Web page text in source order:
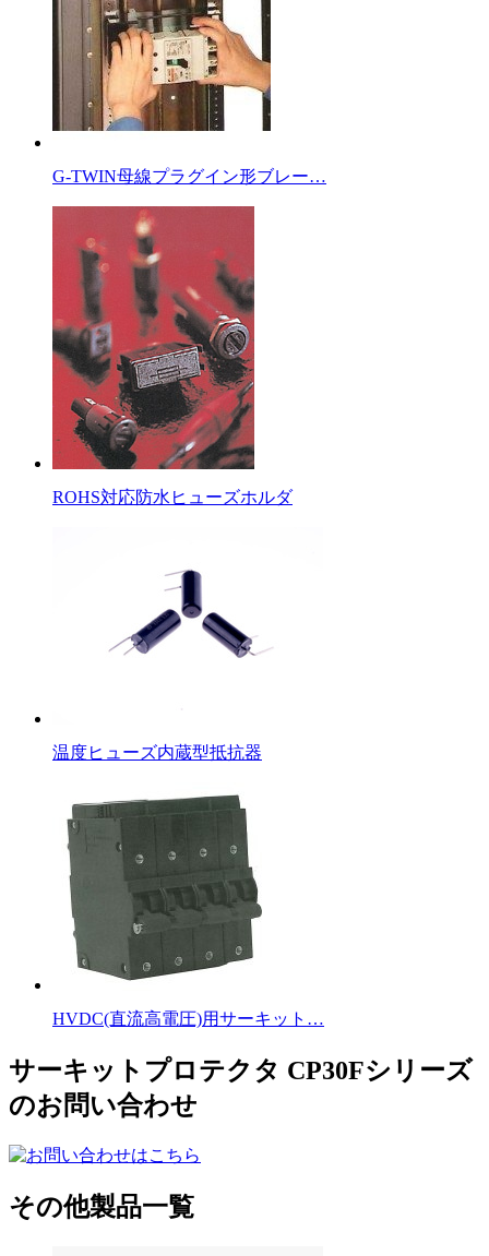
G-TWIN母線プラグイン形ブレー…
ROHS対応防水ヒューズホルダ
温度ヒューズ内蔵型抵抗器
HVDC(直流高電圧)用サーキット…
サーキットプロテクタ CP30Fシリーズ
のお問い合わせ
その他製品一覧